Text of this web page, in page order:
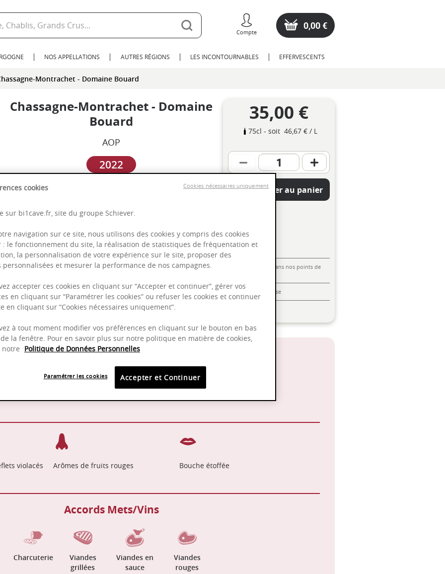
Compte
0,00 €
NOS APPELLATIONS AUTRES RÉGIONS LES INCONTOURNABLES EFFERVESCENTS
Montrachet - Domaine Bouard
Chassagne-Montrachet - Domaine
Bouard
AOP
2022
Puissant
Complexité
35,00 €
75cl - soit 46,67 €/ L
Ajouter au panier
Livraison offerte dans nos points de
Emballage anti-casse
violacés Arômes de fruits rouges Bouche étoffée
Accords Mets/Vins
Charcuterie
Viandes
grillées
Viandes en
sauce
Viandes
rouges
cookies
sur bi1cave.fr, site du groupe Schiever.
navigation sur ce site, nous utilisons des cookies y compris des cookies
: le fonctionnement du site, la réalisation de statistiques de fréquentation et
la personnalisation de votre expérience sur le site, proposer des
personnalisées et mesurer la performance de nos campagnes.
accepter ces cookies en cliquant sur “Accepter et continuer”, gérer vos
en cliquant sur “Paramétrer les cookies” ou refuser les cookies et continuer
en cliquant sur “Cookies nécessaires uniquement”.
à tout moment modifier vos préférences en cliquant sur le bouton en bas
la fenêtre. Pour en savoir plus sur notre politique en matière de cookies,
notre Politique de Données Personnelles
Accepter et Continuer
Paramétrer les cookies
Cookies nécessaires uniquement